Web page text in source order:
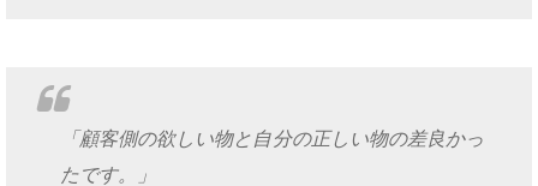
「顧客側の欲しい物と自分の正しい物の差良かっ
たです。」